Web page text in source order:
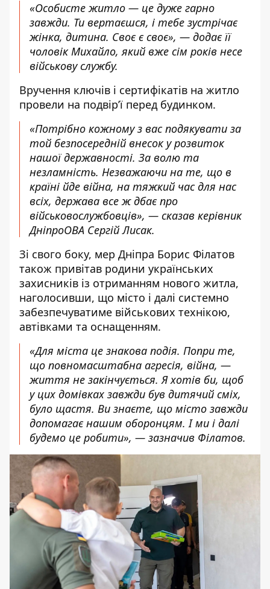
«Особисте житло — це дуже гарно
завжди. Ти вертаєшся, і тебе зустрічає
жінка, дитина. Своє є своє», — додає її
чоловік Михайло, який вже сім років несе
військову службу.
Вручення ключів і сертифікатів на житло
провели на подвірʼї перед будинком.
«Потрібно кожному з вас подякувати за
той безпосередній внесок у розвиток
нашої державності. За волю та
незламність. Незважаючи на те, що в
країні йде війна, на тяжкий час для нас
всіх, держава все ж дбає про
військовослужбовців», — сказав керівник
ДніпроОВА Сергій Лисак.
Зі свого боку, мер Дніпра Борис Філатов
також привітав родини українських
захисників із отриманням нового житла,
наголосивши, що місто і далі системно
забезпечуватиме військових технікою,
автівками та оснащенням.
«Для міста це знакова подія. Попри те,
що повномасштабна агресія, війна, —
життя не закінчується. Я хотів би, щоб
у цих домівках завжди був дитячий сміх,
було щастя. Ви знаєте, що місто завжди
допомагає нашим оборонцям. І ми і далі
будемо це робити», — зазначив Філатов.